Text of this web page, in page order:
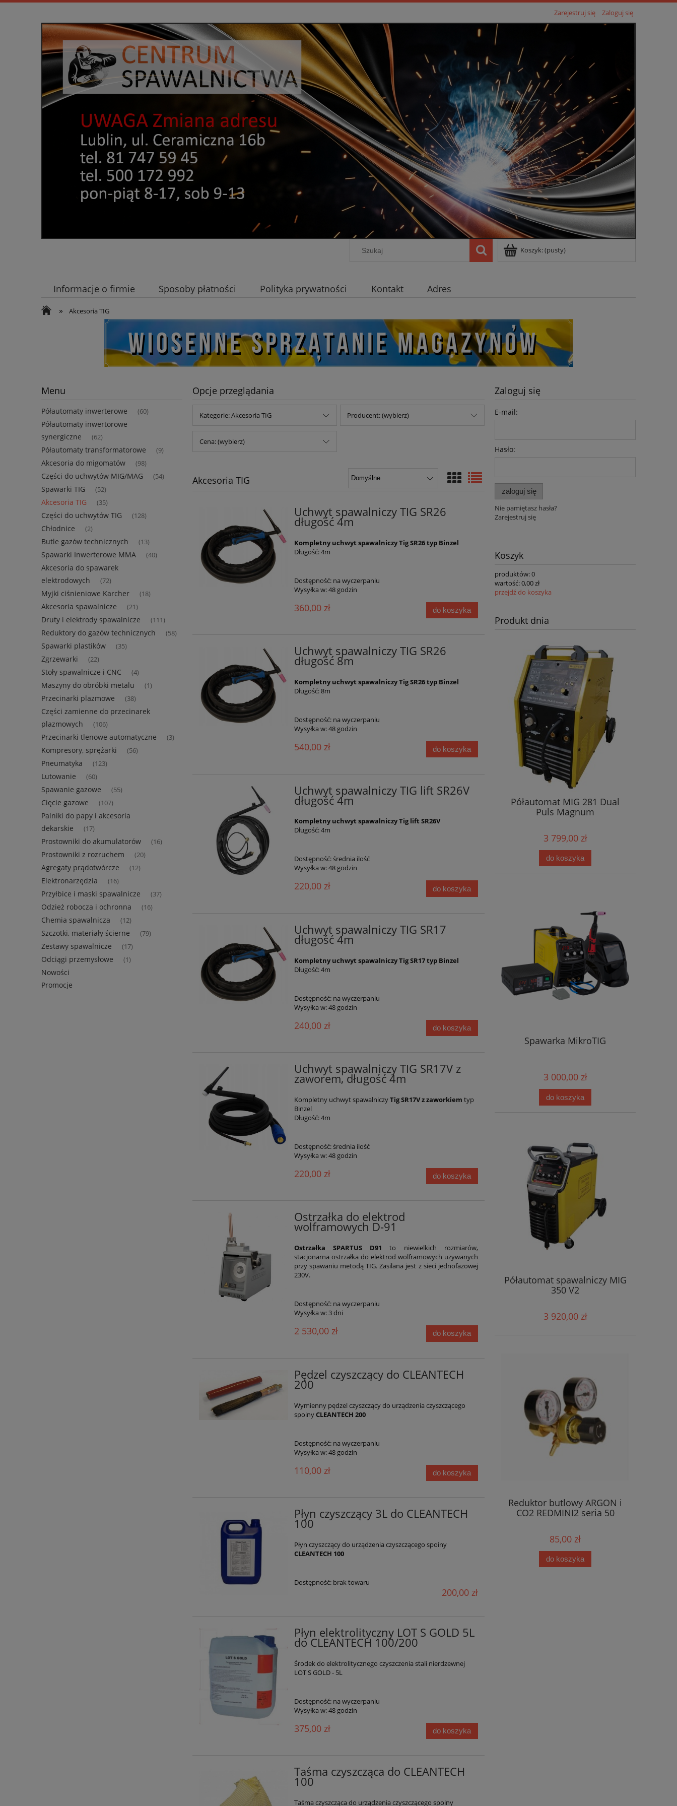
Zarejestruj się Zaloguj się
Koszyk:(pusty)
Informacje o firmie Sposoby płatności Polityka prywatności Kontakt Adres
» Akcesoria TIG
Menu
Półautomaty inwerterowe (60)
Półautomaty inwertorowe
synergiczne
(62)
Półautomaty transformatorowe (9)
Akcesoria do migomatów (98)
Części do uchwytów MIG/MAG (54)
Spawarki TIG (52)
Akcesoria TIG (35)
Części do uchwytów TIG (128)
Chłodnice (2)
Butle gazów technicznych (13)
Spawarki Inwerterowe MMA (40)
Akcesoria do spawarek
elektrodowych
(72)
Myjki ciśnieniowe Karcher (18)
Akcesoria spawalnicze (21)
Druty i elektrody spawalnicze (111)
Reduktory do gazów technicznych (58)
Spawarki plastików (35)
Zgrzewarki (22)
Stoły spawalnicze i CNC (4)
Maszyny do obróbki metalu (1)
Przecinarki plazmowe (38)
Części zamienne do przecinarek
plazmowych
(106)
Przecinarki tlenowe automatyczne (3)
Kompresory, sprężarki (56)
Pneumatyka (123)
Lutowanie (60)
Spawanie gazowe (55)
Cięcie gazowe (107)
Palniki do papy i akcesoria
dekarskie
(17)
Prostowniki do akumulatorów (16)
Prostowniki z rozruchem (20)
Agregaty prądotwórcze (12)
Elektronarzędzia (16)
Przyłbice i maski spawalnicze (37)
Odzież robocza i ochronna (16)
Chemia spawalnicza (12)
Szczotki, materiały ścierne (79)
Zestawy spawalnicze (17)
Odciągi przemysłowe (1)
Nowości
Promocje
Opcje przeglądania
Kategorie: Akcesoria TIG Producent: (wybierz)
Cena: (wybierz)
Akcesoria TIG
Uchwyt spawalniczy TIG SR26
długość 4m
Kompletny uchwyt spawalniczy Tig SR26 typ Binzel
Długość: 4m
Dostępność: na wyczerpaniu
Wysyłka w:48 godzin
360,00 zł do koszyka
Uchwyt spawalniczy TIG SR26
długość 8m
Kompletny uchwyt spawalniczy Tig SR26 typ Binzel
Długość: 8m
Dostępność: na wyczerpaniu
Wysyłka w:48 godzin
540,00 zł do koszyka
Uchwyt spawalniczy TIG lift SR26V
długość 4m
Kompletny uchwyt spawalniczy Tig lift SR26V
Długość: 4m
Dostępność:średnia ilość
Wysyłka w:48 godzin
220,00 zł do koszyka
Uchwyt spawalniczy TIG SR17
długość 4m
Kompletny uchwyt spawalniczy Tig SR17 typ Binzel
Długość: 4m
Dostępność: na wyczerpaniu
Wysyłka w:48 godzin
240,00 zł do koszyka
Uchwyt spawalniczy TIG SR17V z
zaworem, długość 4m
Kompletny uchwyt spawalniczyTig SR17V z zaworkiem typ
Binzel
Długość: 4m
Dostępność:średnia ilość
Wysyłka w:48 godzin
220,00 zł do koszyka
Ostrzałka do elektrod
wolframowych D-91
Ostrzałka SPARTUS D91 to niewielkich rozmiarów,
stacjonarna ostrzałka do elektrod wolframowych używanych
przy spawaniu metodą TIG. Zasilana jest z sieci jednofazowej
230V.
Dostępność: na wyczerpaniu
Wysyłka w:3 dni
2 530,00 zł do koszyka
Pędzel czyszczący do CLEANTECH
200
Wymienny pędzel czyszczący do urządzenia czyszczącego
spoinyCLEANTECH 200
Dostępność: na wyczerpaniu
Wysyłka w:48 godzin
110,00 zł do koszyka
Płyn czyszczący 3L do CLEANTECH
100
Płyn czyszczący do urządzenia czyszczącego spoiny
CLEANTECH 100
Dostępność: brak towaru
200,00 zł
Płyn elektrolityczny LOT S GOLD 5L
do CLEANTECH 100/200
Środek do elektrolitycznego czyszczenia stali nierdzewnej
LOT S GOLD - 5L
Dostępność: na wyczerpaniu
Wysyłka w:48 godzin
375,00 zł do koszyka
Taśma czyszcząca do CLEANTECH
100
Taśma czyszcząca do urządzenia czyszczącego spoiny
Zaloguj się
E-mail:
Hasło:
zaloguj się
Nie pamiętasz hasła?
Zarejestruj się
Koszyk
produktów:0
wartość:0,00 zł
przejdź do koszyka
Produkt dnia
Półautomat MIG 281 Dual
Puls Magnum
3 799,00 zł
do koszyka
Spawarka MikroTIG
3 000,00 zł
do koszyka
Półautomat spawalniczy MIG
350 V2
3 920,00 zł
Reduktor butlowy ARGON i
CO2 REDMINI2 seria 50
85,00 zł
do koszyka